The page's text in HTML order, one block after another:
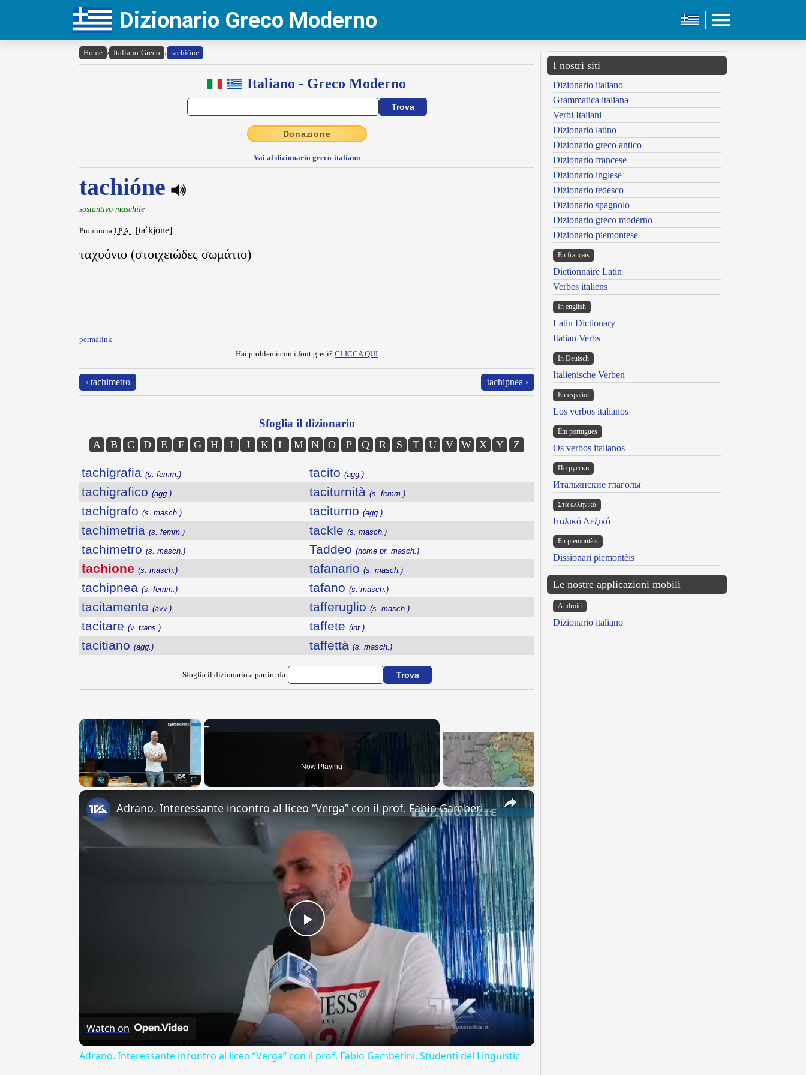
Dizionario Greco Moderno
Home › Italiano-Greco › tachióne
Italiano - Greco Moderno
Donazione
Vai al dizionario greco-italiano
tachióne
sostantivo maschile
Pronuncia I.P.A.: [taˈkjone]
ταχυόνιο (στοιχειώδες σωμάτιο)
permalink
Hai problemi con i font greci? CLICCA QUI
‹ tachimetro tachipnea ›
Sfoglia il dizionario
A B C D E F G H I J K L M N O P Q R S T U V W X Y Z
tachigrafia (s. femm.)
tachigrafico (agg.)
tachigrafo (s. masch.)
tachimetria (s. femm.)
tachimetro (s. masch.)
tachione (s. masch.)
tachipnea (s. femm.)
tacitamente (avv.)
tacitare (v. trans.)
tacitiano (agg.)
tacito (agg.)
taciturnità (s. femm.)
taciturno (agg.)
tackle (s. masch.)
Taddeo (nome pr. masch.)
tafanario (s. masch.)
tafano (s. masch.)
tafferuglio (s. masch.)
taffete (int.)
taffettà (s. masch.)
Sfoglia il dizionario a partire da:
×
Now Playing
×
Play
Video
Adrano. Interessante incontro al liceo “Verga” con il prof. Fabio Gamberini. Studenti del Linguistic
Watch on
Adrano. Interessante incontro al liceo “Verga” con il prof. Fabio Gamberini. Studenti del Linguistic
I nostri siti
Dizionario italiano
Grammatica italiana
Verbi Italiani
Dizionario latino
Dizionario greco antico
Dizionario francese
Dizionario inglese
Dizionario tedesco
Dizionario spagnolo
Dizionario greco moderno
Dizionario piemontese
En français
Dictionnaire Latin
Verbes italiens
In english
Latin Dictionary
Italian Verbs
In Deutsch
Italienische Verben
En español
Los verbos italianos
Em portugues
Os verbos italianos
По русски
Итальянские глаголы
Στα ελληνικά
Ιταλικό Λεξικό
Ën piemontèis
Dissionari piemontèis
Le nostre applicazioni mobili
Android
Dizionario italiano